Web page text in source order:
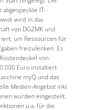
abgespeckte IT-
wird in das
von DGZMK und
um Ressourcen für
freizulenken. Es
von
Euro installiert.
myQ und das
Medien-Angebot inkl.
wurden eingestellt.
u.a. für die